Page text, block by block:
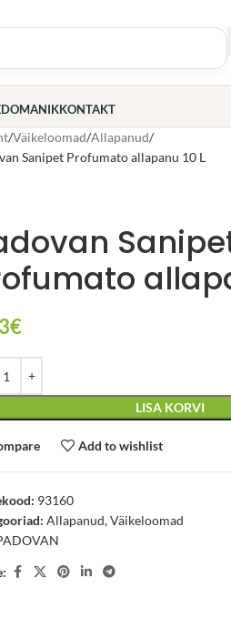
OMANIKKONTAKT
Väikeloomad Allapanud
Sanipet Profumato allapanu 10 L
€
LISA KORVI
Add to wishlist
93160
Allapanud,Väikeloomad